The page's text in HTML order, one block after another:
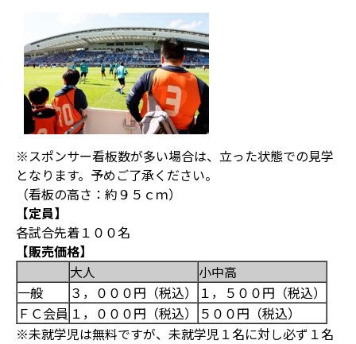
※スポンサー看板数が多い場合は、立った状態での見学
となります。予めご了承ください。
（看板の高さ：約９５ｃｍ）
【定員】
各試合先着１００名
【販売価格】
大人
小中高
一般
３，０００円（税込）
１，５００円（税込）
ＦＣ会員 １，０００円（税込）
５００円（税込）
※未就学児は無料ですが、未就学児１名に対し必ず１名